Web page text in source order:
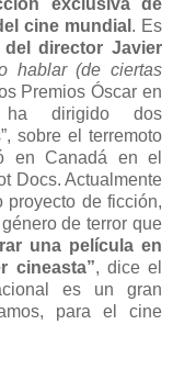
cine mundial . Es
director Javier
hablar (de ciertas
Premios Óscar en
ha dirigido dos
sobre el terremoto
en Canadá en el
Docs. Actualmente
proyecto de ficción,
de terror que
una película en
cineasta”, dice el
es un gran
para el cine